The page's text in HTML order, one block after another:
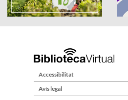
Accessibilitat
Avís legal